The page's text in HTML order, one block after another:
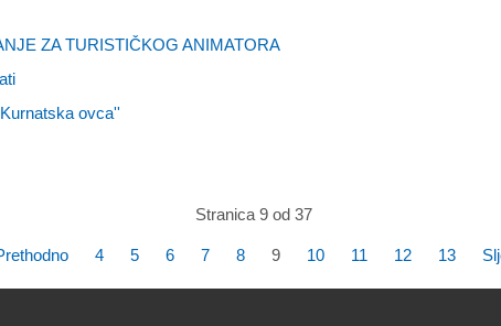
ZA TURISTIČKOG ANIMATORA
ovca''
Stranica 9 od 37
4 5 6 7 8 9 10 11 12 13